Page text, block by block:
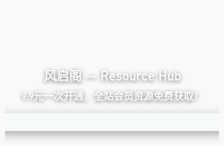
风启阁 — Resource Hub
9.9元一次开通，全站会员资源免费获取！